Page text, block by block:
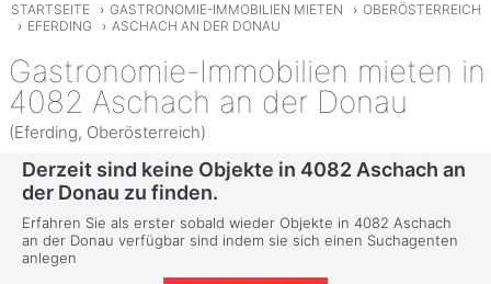
STARTSEITE › GASTRONOMIE-IMMOBILIEN MIETEN › OBERÖSTERREICH
› EFERDING › ASCHACH AN DER DONAU
Gastronomie-Immobilien mieten in
4082 Aschach an der Donau
(Eferding, Oberösterreich)
Derzeit sind keine Objekte in 4082 Aschach an
der Donau zu finden.
Erfahren Sie als erster sobald wieder Objekte in 4082 Aschach
an der Donau verfügbar sind indem sie sich einen Suchagenten
anlegen